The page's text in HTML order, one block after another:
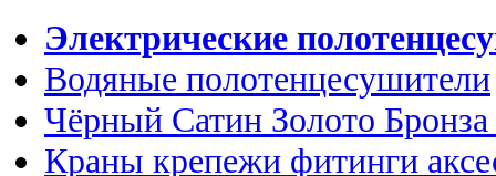
Электрические
Водяные полотенцесушители
Чёрный Сатин Золото
Краны крепежи фитинги